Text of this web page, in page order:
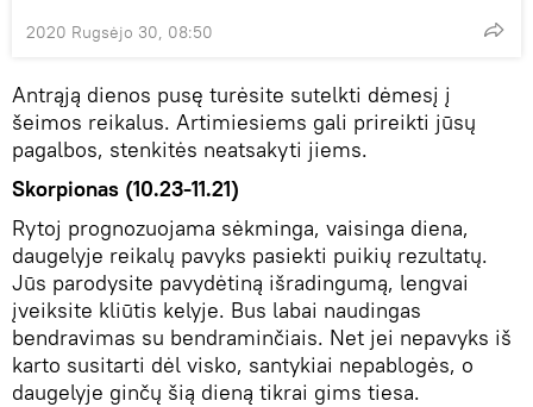
2020 Rugsėjo 30, 08:50
Antrąją dienos pusę turėsite sutelkti dėmesį į
šeimos reikalus. Artimiesiems gali prireikti jūsų
pagalbos, stenkitės neatsakyti jiems.
Skorpionas (10.23-11.21)
Rytoj prognozuojama sėkminga, vaisinga diena,
daugelyje reikalų pavyks pasiekti puikių rezultatų.
Jūs parodysite pavydėtiną išradingumą, lengvai
įveiksite kliūtis kelyje. Bus labai naudingas
bendravimas su bendraminčiais. Net jei nepavyks iš
karto susitarti dėl visko, santykiai nepablogės, o
daugelyje ginčų šią dieną tikrai gims tiesa.